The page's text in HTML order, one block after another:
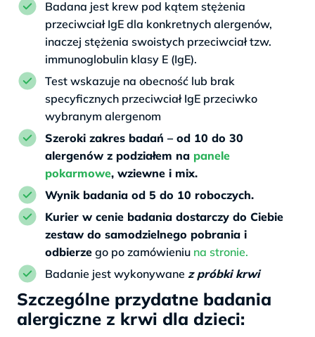
Badana jest krew pod kątem stężenia
przeciwciał IgE dla konkretnych alergenów,
inaczej stężenia swoistych przeciwciał tzw.
immunoglobulin klasy E (IgE).
Test wskazuje na obecność lub brak
specyficznych przeciwciał IgE przeciwko
wybranym alergenom
Szeroki zakres badań – od 10 do 30
alergenów z podziałem na panele
pokarmowe, wziewne i mix.
Wynik badania od 5 do 10 roboczych.
Kurier w cenie badania dostarczy do Ciebie
zestaw do samodzielnego pobrania i
odbierze go po zamówieniu na stronie.
Badanie jest wykonywane z próbki krwi
Szczególne przydatne badania
alergiczne z krwi dla dzieci: